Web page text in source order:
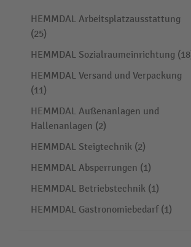
HEMMDAL Arbeitsplatzausstattung
(25)
HEMMDAL Sozialraumeinrichtung
HEMMDAL Versand und Verpackung
(11)
HEMMDAL Außenanlagen und
Hallenanlagen (2)
HEMMDAL Steigtechnik (2)
HEMMDAL Absperrungen (1)
HEMMDAL Betriebstechnik (1)
HEMMDAL Gastronomiebedarf (1)